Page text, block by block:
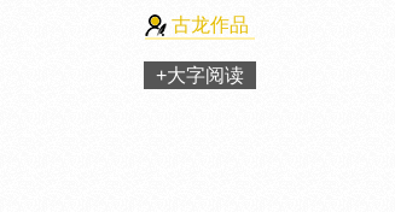
古龙作品
+大字阅读